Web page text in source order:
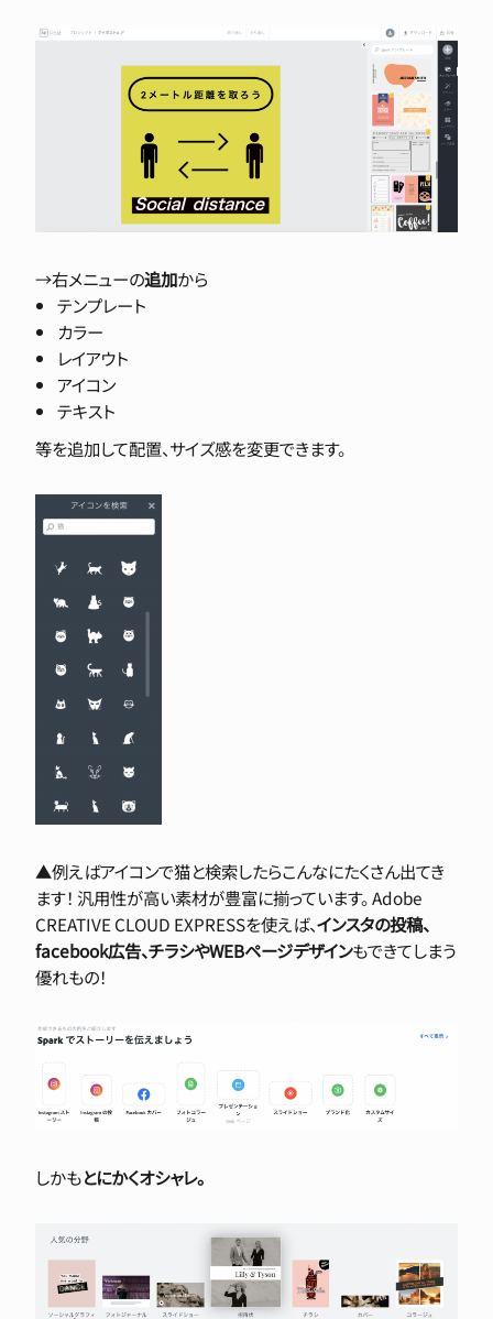
→右メニューの追加から
テンプレート
カラー
レイアウト
アイコン
テキスト
等を追加して配置、サイズ感を変更できます。
▲例えばアイコンで猫と検索したらこんなにたくさん出てき
ます！ 汎用性が高い素材が豊富に揃っています。 Adobe
CREATIVE CLOUD EXPRESSを使えば、インスタの投稿、
facebook広告、チラシやWEBページデザインもできてしまう
優れもの！
しかもとにかくオシャレ。